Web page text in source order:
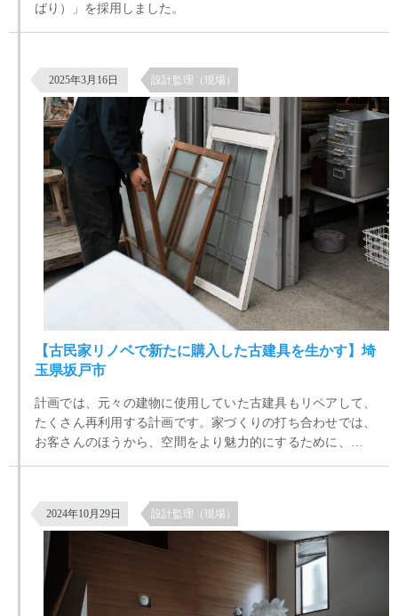
ばり）」を採用しました。
2025年3月16日 設計監理（現場）
【古民家リノベで新たに購入した古建具を生かす】埼
玉県坂戸市
計画では、元々の建物に使用していた古建具もリペアして、
たくさん再利用する計画です。家づくりの打ち合わせでは、
お客さんのほうから、空間をより魅力的にするために、さら
て、それを持ち込みしてもらえれば、それに合わせて現場で
対応しますということになっていました。
2024年10月29日 設計監理（現場）